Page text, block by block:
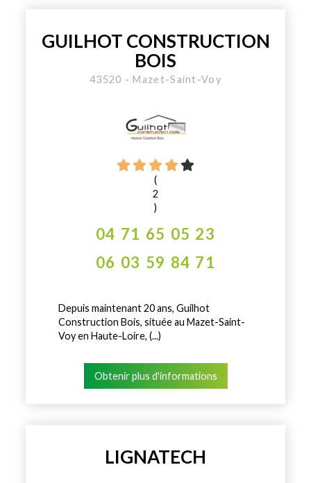
GUILHOT CONSTRUCTION
BOIS
43520 - Mazet-Saint-Voy
(
2
)
04 71 65 05 23
06 03 59 84 71
Depuis maintenant 20 ans, Guilhot
Construction Bois, située au Mazet-Saint-
Voy en Haute-Loire, (...)
Obtenir plus d'informations
LIGNATECH